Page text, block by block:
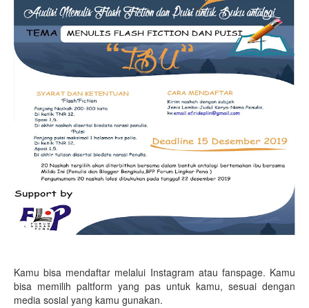
Kamu bisa mendaftar melalui Instagram atau fanspage. Kamu
bisa memilih paltform yang pas untuk kamu, sesuai dengan
media sosial yang kamu gunakan.